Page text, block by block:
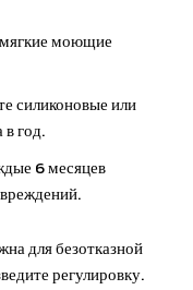
мягкие моющие
силиконовые или
год.
6 месяцев
для безотказной
регулировку.